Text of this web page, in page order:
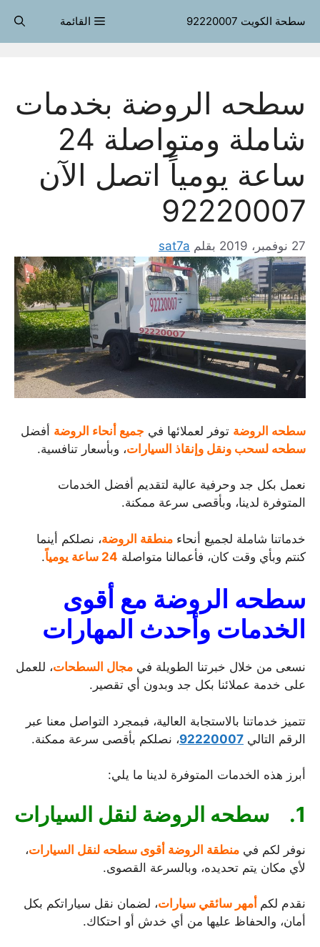
إلى
المحتوى
سطحة الكويت 92220007 القائمة
سطحه الروضة بخدمات
شاملة ومتواصلة 24
ساعة يومياً اتصل الآن
92220007
27 نوفمبر، 2019 بقلم sat7a
سطحه الروضة توفر لعملائها في جميع أنحاء الروضة أفضل
سطحه لسحب ونقل وإنقاذ السيارات، وبأسعار تنافسية.
نعمل بكل جد وحرفية عالية لتقديم أفضل الخدمات
المتوفرة لدينا، وبأقصى سرعة ممكنة.
خدماتنا شاملة لجميع أنحاء منطقة الروضة، نصلكم أينما
كنتم وبأي وقت كان، فأعمالنا متواصلة 24 ساعة يومياً .
سطحه الروضة مع أقوى
الخدمات وأحدث المهارات
نسعى من خلال خبرتنا الطويلة في مجال السطحات، للعمل
على خدمة عملائنا بكل جد وبدون أي تقصير.
تتميز خدماتنا بالاستجابة العالية، فبمجرد التواصل معنا عبر
الرقم التالي 92220007، نصلكم بأقصى سرعة ممكنة.
أبرز هذه الخدمات المتوفرة لدينا ما يلي:
1. سطحه الروضة لنقل السيارات
نوفر لكم في منطقة الروضة أقوى سطحه لنقل السيارات،
لأي مكان يتم تحديده، وبالسرعة القصوى.
نقدم لكم أمهر سائقي سيارات، لضمان نقل سياراتكم بكل
أمان، والحفاظ عليها من أي خدش أو احتكاك.